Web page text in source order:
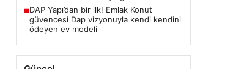
■DAP Yapı’dan bir ilk! Emlak Konut
güvencesi Dap vizyonuyla kendi kendini
ödeyen ev modeli